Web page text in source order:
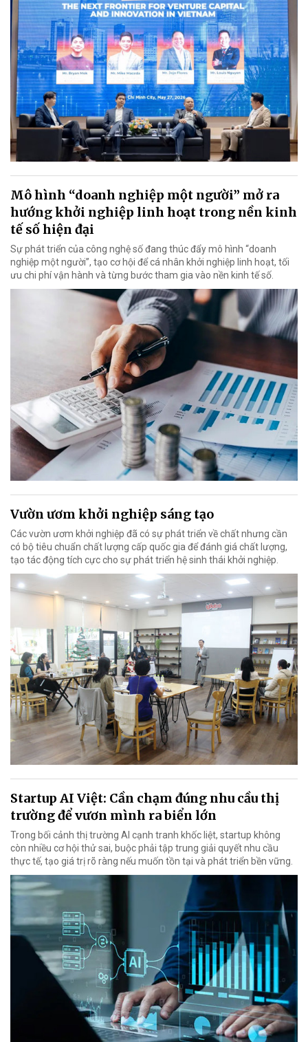
Mô hình “doanh nghiệp một người” mở ra
hướng khởi nghiệp linh hoạt trong nền kinh
tế số hiện đại
Sự phát triển của công nghệ số đang thúc đẩy mô hình “doanh
nghiệp một người”, tạo cơ hội để cá nhân khởi nghiệp linh hoạt, tối
ưu chi phí vận hành và từng bước tham gia vào nền kinh tế số.
Vườn ươm khởi nghiệp sáng tạo
Các vườn ươm khởi nghiệp đã có sự phát triển về chất nhưng cần
có bộ tiêu chuẩn chất lượng cấp quốc gia để đánh giá chất lượng,
tạo tác động tích cực cho sự phát triển hệ sinh thái khởi nghiệp.
Startup AI Việt: Cần chạm đúng nhu cầu thị
trường để vươn mình ra biển lớn
Trong bối cảnh thị trường AI cạnh tranh khốc liệt, startup không
còn nhiều cơ hội thử sai, buộc phải tập trung giải quyết nhu cầu
thực tế, tạo giá trị rõ ràng nếu muốn tồn tại và phát triển bền vững.